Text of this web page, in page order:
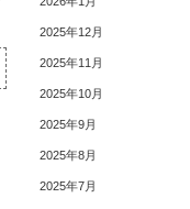
2025年12月
2025年11月
2025年10月
2025年9月
2025年8月
2025年7月